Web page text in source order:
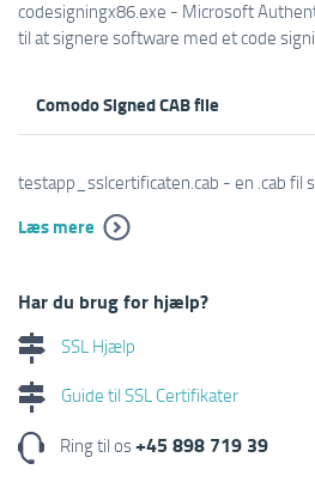
codesigningx86.exe - Microsoft
til at signere software med et code
Comodo Signed CAB file
testapp_sslcertificaten.cab - en .cab fil
Læs mere
Har du brug for hjælp?
SSL Hjælp
Guide til SSL Certifikater
Ring til os+45 898 719 39